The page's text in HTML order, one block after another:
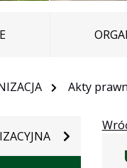
Akty